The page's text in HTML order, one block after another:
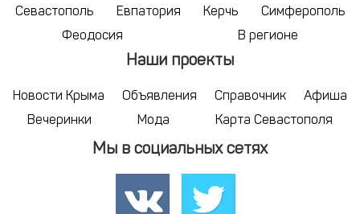
Севастополь Евпатория Керчь
Симферополь
Феодосия
В регионе
Наши проекты
Новости Крыма Объявления Справочник
Афиша
Вечеринки
Мода Карта Севастополя
Мы в социальных сетях